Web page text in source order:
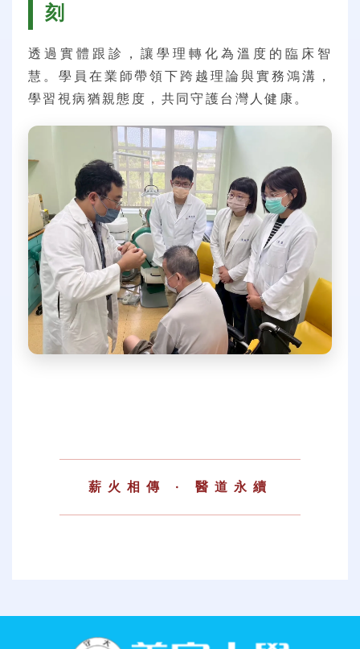
刻
透過實體跟診，讓學理轉化為溫度的臨床智
慧。學員在業師帶領下跨越理論與實務鴻溝，
學習視病猶親態度，共同守護台灣人健康。
薪火相傳 · 醫道永續